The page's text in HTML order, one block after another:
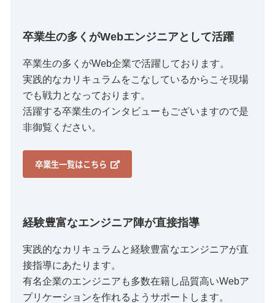
卒業生の多くがWebエンジニアとして活躍
卒業生の多くがWeb企業で活躍しております。
実践的なカリキュラムをこなしているからこそ現場
でも戦力となっております。
活躍する卒業生のインタビューもございますので是
非御覧ください。
卒業生一覧はこちら
経験豊富なエンジニア陣が直接指導
実践的なカリキュラムと経験豊富なエンジニアが直
接指導にあたります。
有名企業のエンジニアも多数在籍し品質高いWebア
プリケーションを作れるようサポートします。